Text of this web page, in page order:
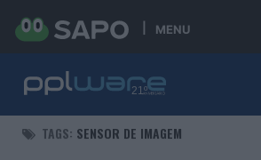
MENU
TAGS: SENSOR DE IMAGEM